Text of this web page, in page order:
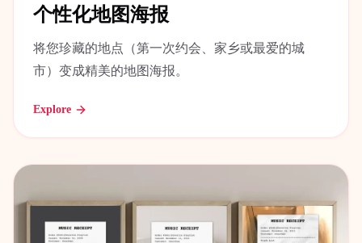
个性化地图海报
将您珍藏的地点（第一次约会、家乡或最爱的城
市）变成精美的地图海报。
Explore